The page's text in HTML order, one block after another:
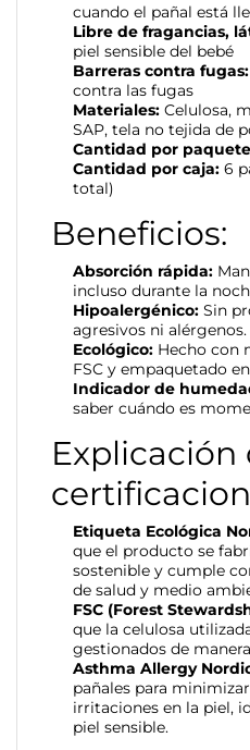
cuando el pañal está
Libre de fragancias,
piel sensible del bebé
Barreras contra fugas:
contra las fugas
Materiales: Celulosa,
SAP, tela no tejida de
Cantidad por
Cantidad por caja: 6
total)
Beneficios:
Absorción rápida:
incluso durante la
Hipoalergénico: Sin
agresivos ni alérgenos.
Ecológico: Hecho con
FSC y empaquetado
Indicador de
saber cuándo es
Explicación
Etiqueta Ecológica
que el producto se
sostenible y cumple
de salud y medio
FSC (Forest
que la celulosa
gestionados de
Asthma Allergy
pañales para
irritaciones en la piel,
piel sensible.